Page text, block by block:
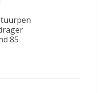
85